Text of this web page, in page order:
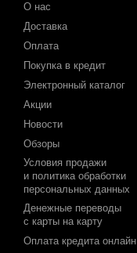
О нас
Доставка
Оплата
Покупка в кредит
Электронный каталог
Акции
Новости
Обзоры
Условия продажи
и политика обработки
персональных данных
Денежные переводы
с карты на карту
Оплата кредита онлайн